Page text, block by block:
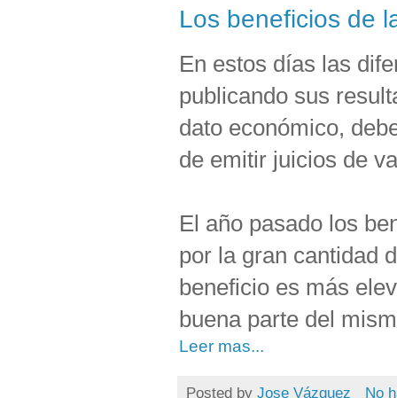
Los beneficios de
En estos días las
publicando sus
dato económico,
de emitir juicios de
El año pasado los
por la gran cantidad
beneficio es más
buena parte del
Leer mas...
Posted by Jose Vázquez
No